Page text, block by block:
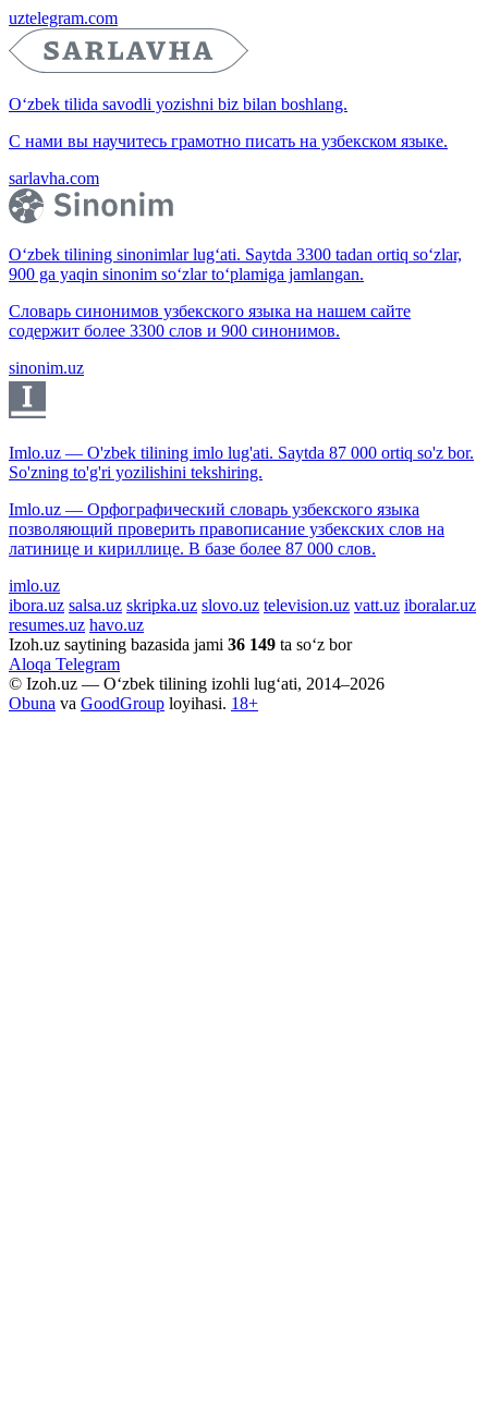
uztelegram.com
O‘zbek tilida savodli yozishni biz bilan boshlang.
С нами вы научитесь грамотно писать на узбекском языке.
sarlavha.com
O‘zbek tilining sinonimlar lug‘ati. Saytda 3300 tadan ortiq so‘zlar,
900 ga yaqin sinonim so‘zlar to‘plamiga jamlangan.
Словарь синонимов узбекского языка на нашем сайте
содержит более 3300 слов и 900 синонимов.
sinonim.uz
Imlo.uz — O'zbek tilining imlo lug'ati. Saytda 87 000 ortiq so'z bor.
So'zning to'g'ri yozilishini tekshiring.
Imlo.uz — Орфографический словарь узбекского языка
позволяющий проверить правописание узбекских слов на
латинице и кириллице. В базе более 87 000 слов.
imlo.uz
ibora.uz salsa.uz skripka.uz slovo.uz television.uz vatt.uz iboralar.uz
resumes.uz havo.uz
Izoh.uz saytining bazasida jami 36 149 ta so‘z bor
Aloqa Telegram
© Izoh.uz — O‘zbek tilining izohli lug‘ati, 2014–2026
Obuna va GoodGroup loyihasi. 18+